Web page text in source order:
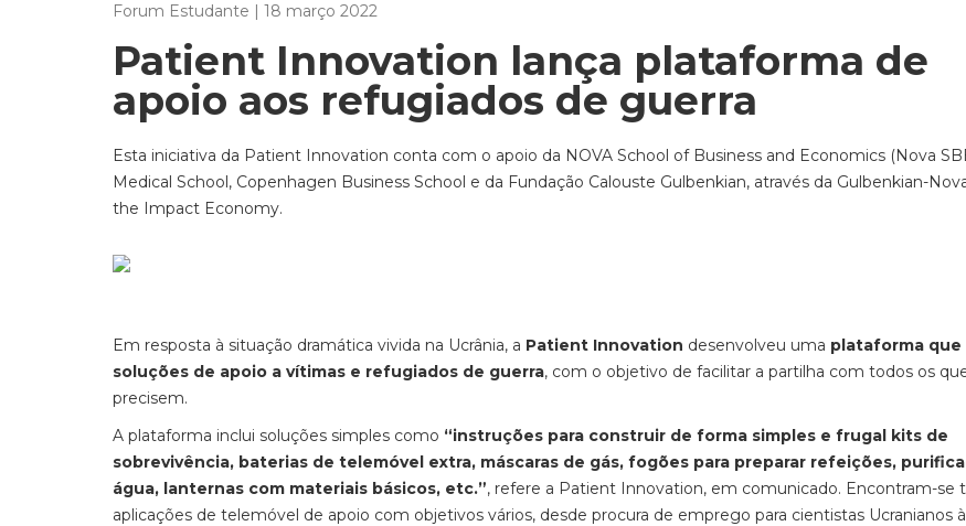
Forum Estudante | 18 março 2022
Patient Innovation lança plataforma de
apoio aos refugiados de guerra
Esta iniciativa da Patient Innovation conta com o apoio da NOVA School of Business and Economics (Nova
Medical School, Copenhagen Business School e da Fundação Calouste Gulbenkian, através da Gulbenkian-
the Impact Economy.
Em resposta à situação dramática vivida na Ucrânia, a Patient Innovation desenvolveu uma plataforma que
soluções de apoio a vítimas e refugiados de guerra, com o objetivo de facilitar a partilha com todos os
precisem.
A plataforma inclui soluções simples como “instruções para construir de forma simples e frugal kits de
sobrevivência, baterias de telemóvel extra, máscaras de gás, fogões para preparar refeições,
água, lanternas com materiais básicos, etc.”, refere a Patient Innovation, em comunicado. Encontram-se
aplicações de telemóvel de apoio com objetivos vários, desde procura de emprego para cientistas Ucranianos